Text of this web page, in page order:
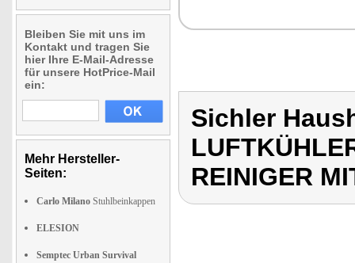
Bleiben Sie mit uns im
Kontakt und tragen Sie
hier Ihre E-Mail-Adresse
für unsere HotPrice-Mail
ein:
Mehr Hersteller-
Seiten:
Carlo Milano Stuhlbeinkappen
ELESION
Semptec Urban Survival
Sichler
REINIGER